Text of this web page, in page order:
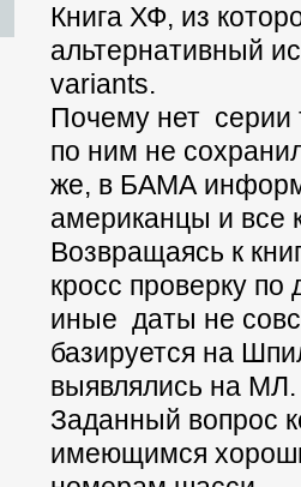
Книга ХФ, из
альтернативный
variants.
Почему нет серии
по ним не
же, в БАМА
американцы и все
Возвращаясь к
кросс проверку
иные даты не
базируется на
выявлялись на МЛ.
Заданный вопрос
имеющимся